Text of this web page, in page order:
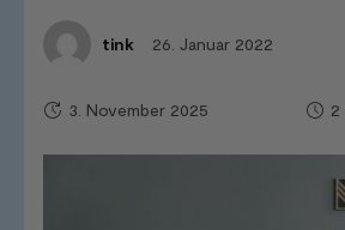
tink 26. Januar 2022
2
3. November 2025